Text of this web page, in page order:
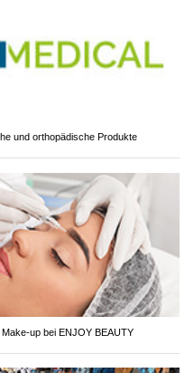
und orthopädische Produkte
up bei ENJOY BEAUTY